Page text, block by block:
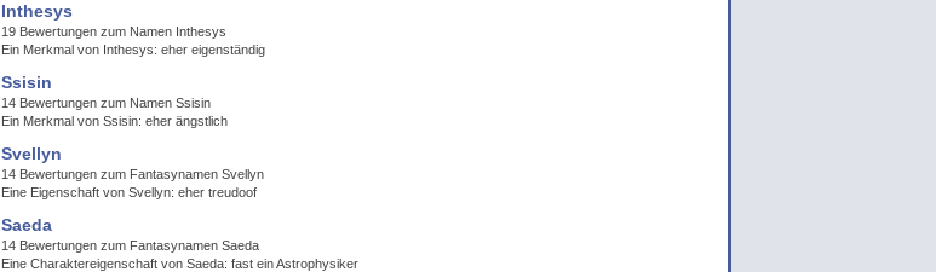
Inthesys
19 Bewertungen zum Namen Inthesys
Ein Merkmal von Inthesys: eher eigenständig
Ssisin
14 Bewertungen zum Namen Ssisin
Ein Merkmal von Ssisin: eher ängstlich
Svellyn
14 Bewertungen zum Fantasynamen Svellyn
Eine Eigenschaft von Svellyn: eher treudoof
Saeda
14 Bewertungen zum Fantasynamen Saeda
Eine Charaktereigenschaft von Saeda: fast ein Astrophysiker